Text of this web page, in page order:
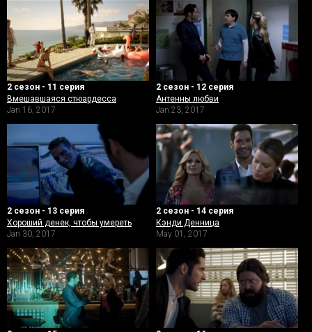
2 сезон - 11 серия
Вмешавшаяся стюардесса
Jan 16, 2017
2 сезон - 12 серия
Антенны любви
Jan 23, 2017
2 сезон - 13 серия
Хороший денек, чтобы умереть
Jan 30, 2017
2 сезон - 14 серия
Кэнди Денница
May 01, 2017